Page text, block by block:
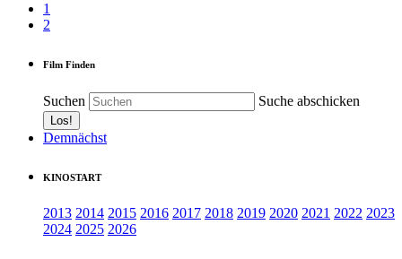
1
2
Film Finden
Suchen Suche abschicken
Demnächst
KINOSTART
2013 2014 2015 2016 2017 2018 2019 2020 2021 2022 2023
2024 2025 2026